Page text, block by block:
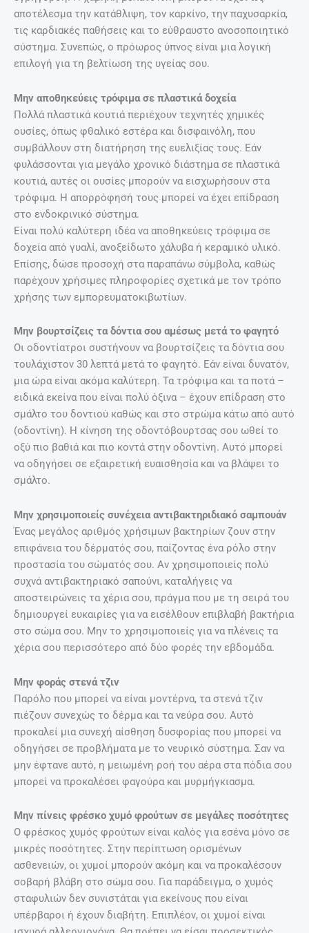
αποτέλεσμα την κατάθλιψη, τον καρκίνο, την παχυσαρκία,
τις καρδιακές παθήσεις και το εύθραυστο ανοσοποιητικό
σύστημα. Συνεπώς, ο πρόωρος ύπνος είναι μια λογική
επιλογή για τη βελτίωση της υγείας σου.
Μην αποθηκεύεις τρόφιμα σε πλαστικά δοχεία
Πολλά πλαστικά κουτιά περιέχουν τεχνητές χημικές
ουσίες, όπως φθαλικό εστέρα και δισφαινόλη, που
συμβάλλουν στη διατήρηση της ευελιξίας τους. Εάν
φυλάσσονται για μεγάλο χρονικό διάστημα σε πλαστικά
κουτιά, αυτές οι ουσίες μπορούν να εισχωρήσουν στα
τρόφιμα. Η απορρόφησή τους μπορεί να έχει επίδραση
στο ενδοκρινικό σύστημα.
Είναι πολύ καλύτερη ιδέα να αποθηκεύεις τρόφιμα σε
δοχεία από γυαλί, ανοξείδωτο χάλυβα ή κεραμικό υλικό.
Επίσης, δώσε προσοχή στα παραπάνω σύμβολα, καθώς
παρέχουν χρήσιμες πληροφορίες σχετικά με τον τρόπο
χρήσης των εμπορευματοκιβωτίων.
Μην βουρτσίζεις τα δόντια σου αμέσως μετά το φαγητό
Οι οδοντίατροι συστήνουν να βουρτσίζεις τα δόντια σου
τουλάχιστον 30 λεπτά μετά το φαγητό. Εάν είναι δυνατόν,
μια ώρα είναι ακόμα καλύτερη. Τα τρόφιμα και τα ποτά –
ειδικά εκείνα που είναι πολύ όξινα – έχουν επίδραση στο
σμάλτο του δοντιού καθώς και στο στρώμα κάτω από αυτό
(οδοντίνη). Η κίνηση της οδοντόβουρτσας σου ωθεί το
οξύ πιο βαθιά και πιο κοντά στην οδοντίνη. Αυτό μπορεί
να οδηγήσει σε εξαιρετική ευαισθησία και να βλάψει το
σμάλτο.
Μην χρησιμοποιείς συνέχεια αντιβακτηριδιακό σαμπουάν
Ένας μεγάλος αριθμός χρήσιμων βακτηρίων ζουν στην
επιφάνεια του δέρματός σου, παίζοντας ένα ρόλο στην
προστασία του σώματός σου. Αν χρησιμοποιείς πολύ
συχνά αντιβακτηριακό σαπούνι, καταλήγεις να
αποστειρώνεις τα χέρια σου, πράγμα που με τη σειρά του
δημιουργεί ευκαιρίες για να εισέλθουν επιβλαβή βακτήρια
στο σώμα σου. Μην το χρησιμοποιείς για να πλένεις τα
χέρια σου περισσότερο από δύο φορές την εβδομάδα.
Μην φοράς στενά τζιν
Παρόλο που μπορεί να είναι μοντέρνα, τα στενά τζιν
πιέζουν συνεχώς το δέρμα και τα νεύρα σου. Αυτό
προκαλεί μια συνεχή αίσθηση δυσφορίας που μπορεί να
οδηγήσει σε προβλήματα με το νευρικό σύστημα. Σαν να
μην έφτανε αυτό, η μειωμένη ροή του αέρα στα πόδια σου
μπορεί να προκαλέσει φαγούρα και μυρμήγκιασμα.
Μην πίνεις φρέσκο χυμό φρούτων σε μεγάλες ποσότητες
Ο φρέσκος χυμός φρούτων είναι καλός για εσένα μόνο σε
μικρές ποσότητες. Στην περίπτωση ορισμένων
ασθενειών, οι χυμοί μπορούν ακόμη και να προκαλέσουν
σοβαρή βλάβη στο σώμα σου. Για παράδειγμα, ο χυμός
σταφυλιών δεν συνιστάται για εκείνους που είναι
υπέρβαροι ή έχουν διαβήτη. Επιπλέον, οι χυμοί είναι